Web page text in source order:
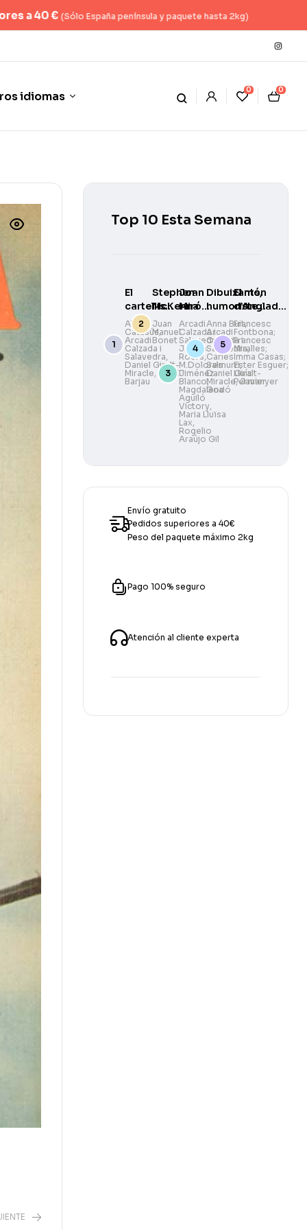
y paquete hasta 2kg)
idiomas 0 0
Top 10 Esta Semana
El
cartellisme
de Ramon
Casas
Aleix
Catasús,
Arcadi
Calzada i
Salavedra,
Daniel Giralt-
Miracle, Santil
Barjau
Stephen
McKenna
Juan
Manuel
Bonet
Joan
Miró.
Paisatges
Arcadi
Calzada i
Salavedra ,
Jaume
Roers,
M.Dolores
Jiménez-
Blanco,
Magdalena
Aguiló
Victory,
Maria Lluïsa
Lax,
Rogelio
Araújo Gil
Dibuixants,
humoristes
i
il·lustradors
de La
Vanguardia
1881–2006
Anna Buit,
Arcadi
Calzada i
Salavedra,
Carles
Salmurri,
Daniel Giralt-
Miracle,Javier
Godó
El món
d’Anglada-
Camarasa
Francesc
Fontbona;
Francesc
Miralles;
Imma Casas;
Ester Esguer;
Lluís
Permanyer
Envío gratuito
Pedidos superiores a 40€
Peso del paquete máximo 2kg
Pago 100% seguro
Atención al cliente experta